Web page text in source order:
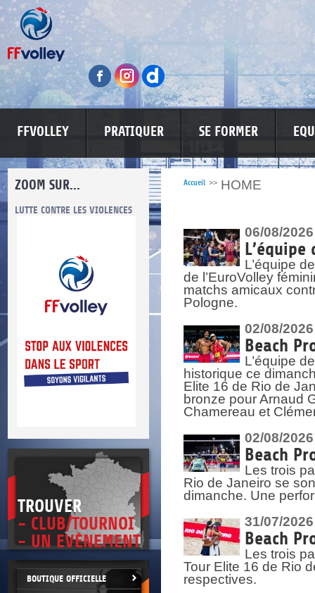
FFVOLLEY PRATIQUER SE FORMER
ZOOM SUR...
LUTTE CONTRE LES VIOLENCES MA PETITE SPONSO
>
TROUVER
- CLUB/TOURNOI
- UN EVÈNEMENT
BOUTIQUE OFFICIELLE
Accueil >> HOME
06/08/2026
L’équipe
L’équipe
de l’EuroVolley
matchs amicaux
Pologne.
02/08/2026
Beach
L’équipe
historique ce
Elite 16 de Rio de
bronze pour Arnaud
Chamereau et
02/08/2026
Beach
Les trois
Rio de Janeiro se
dimanche. Une
31/07/2026
Beach
Les trois
Tour Elite 16 de Rio
respectives.